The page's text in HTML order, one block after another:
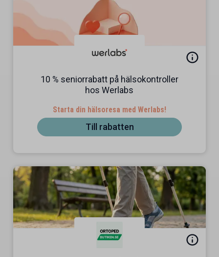
10 % seniorrabatt på hälsokontroller
hos Werlabs
Starta din hälsoresa med Werlabs!
Till rabatten